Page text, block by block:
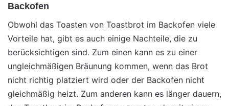
Backofen
Obwohl das Toasten von Toastbrot im Backofen viele
Vorteile hat, gibt es auch einige Nachteile, die zu
berücksichtigen sind. Zum einen kann es zu einer
ungleichmäßigen Bräunung kommen, wenn das Brot
nicht richtig platziert wird oder der Backofen nicht
gleichmäßig heizt. Zum anderen kann es länger dauern,